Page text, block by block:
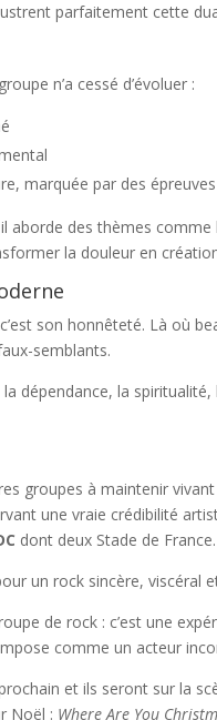
parfaitement cette
n’a cessé d’évoluer :
marquée par des
aborde des thèmes
la douleur en
son honnêteté. Là où
semblants.
dépendance, la
groupes à maintenir
une vraie crédibilité
dont deux Stade de France.
un rock sincère, viscéral
de rock : c’est une
comme un acteur
et ils seront sur la
Noël : Where Are You